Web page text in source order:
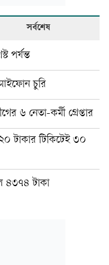
সর্বশেষ
পর্যন্ত
চুরি
৬ নেতা-কর্মী গ্রেপ্তার
টাকার টিকিটেই ৩০
৪৩৭৪ টাকা